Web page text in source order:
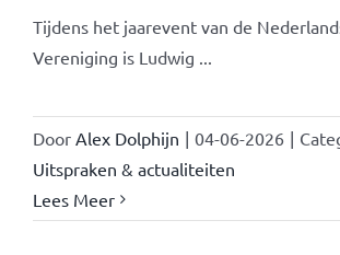
Tijdens het jaarevent van de
Vereniging is Ludwig ...
Door Alex Dolphijn | 04-06-2026 |
Uitspraken & actualiteiten
Lees Meer